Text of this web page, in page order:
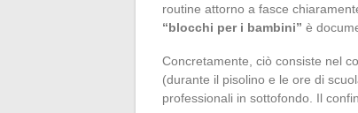
routine attorno a fasce
“blocchi per i bambini” è
Concretamente, ciò consiste nel
(durante il pisolino e le ore di
professionali in sottofondo. Il